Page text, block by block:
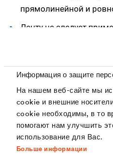
Информация о защите
На нашем веб-сайте мы
cookie и внешние
cookie необходимы, в то
помогают нам улучшить
использование для Вас.
Больше информации
прямолинейной и
Ленту не следует
адгезионные свойства
способность ленты
работе с ОСП (OSB) из-
(например, гексанала).
Не следует
высокой влажностью